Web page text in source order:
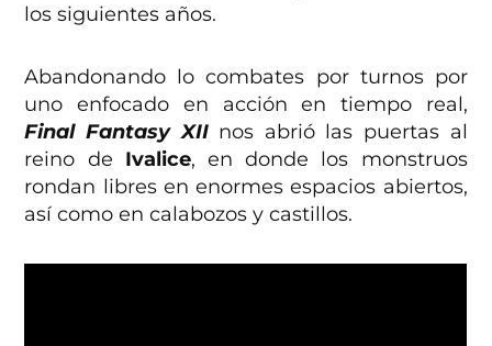
los siguientes años.
Abandonando lo combates por turnos por
uno enfocado en acción en tiempo real,
Final Fantasy XIInos abrió las puertas al
reino de Ivalice, en donde los monstruos
rondan libres en enormes espacios abiertos,
así como en calabozos y castillos.